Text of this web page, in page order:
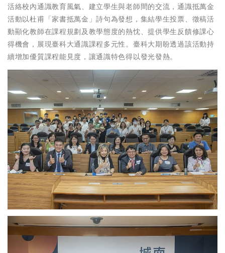
活絡校內通識教育風氣、建立學生與老師間的交流，通識抵萬金
活動以杜甫「家書抵萬金」詩句為發想，集結學生投票、徵稿活
動顯化教師在課程規劃及教學態度的熱忱、提供學生反饋修課心
得機會，展現臺科大通識課程多元性。臺科大期盼透過該活動持
續增加優質課程能見度，讓通識特色得以發光發熱。